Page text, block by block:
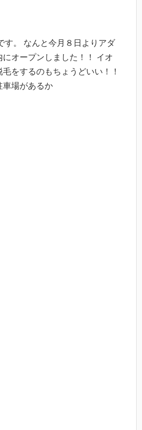
す。 なんと今月８日よりアダ
オープンしました！！ イオ
をするのもちょうどいい！！
場があるか